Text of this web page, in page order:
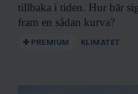
tillbaka i tiden. Hur bär
fram en sådan kurva?
PREMIUM KLIMATET